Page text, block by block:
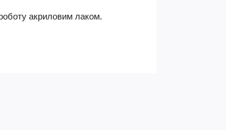
акриловим лаком.